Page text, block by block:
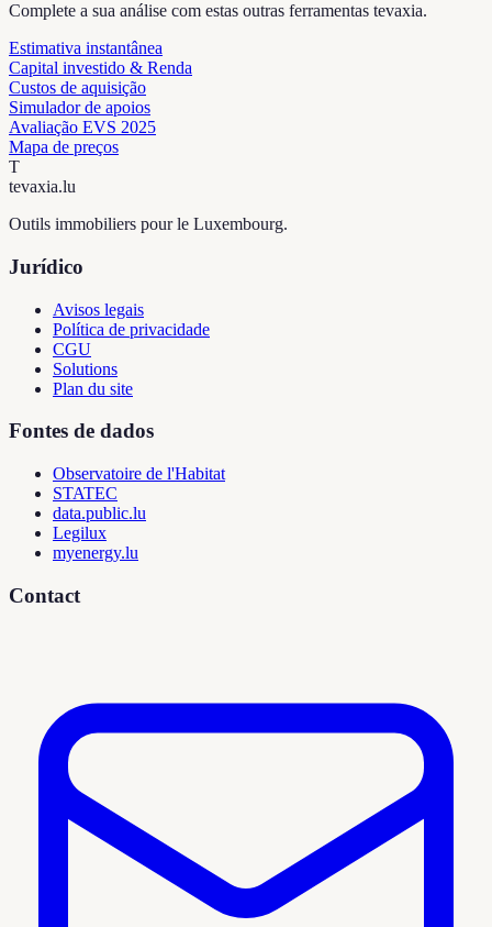
Complete a sua análise com estas outras ferramentas tevaxia.
Estimativa instantânea
Capital investido & Renda
Custos de aquisição
Simulador de apoios
Avaliação EVS 2025
Mapa de preços
T
tevaxia.lu
Outils immobiliers pour le Luxembourg.
Jurídico
Avisos legais
Política de privacidade
CGU
Solutions
Plan du site
Fontes de dados
Observatoire de l'Habitat
STATEC
data.public.lu
Legilux
myenergy.lu
Contact